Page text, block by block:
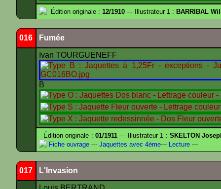
Édition originale : 12/1910 --- Illustrateur 1 : BARRIBAL
016 Fumée
Ivan TOURGUENEFF
B
Édition originale : 01/1911 --- Illustrateur 1 : SKELTON
Fiche ouvrage --- Jaquettes avec 4ème--- Lecture ---
017 L'Invasion